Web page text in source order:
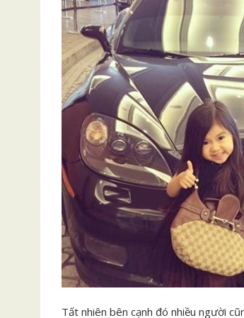
Tất nhiên bên cạnh đó nhiều người